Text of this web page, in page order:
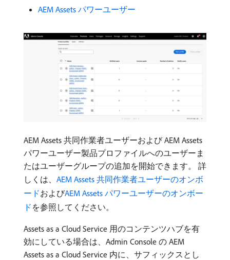
AEM Assets パワーユーザー
AEM Assets 共同作業者ユーザーおよび AEM Assets
パワーユーザー製品プロファイルへのユーザーま
たはユーザーグループの追加を開始できます。 詳
しくは、 AEM Assets 共同作業者ユーザーのオンボ
ードおよびAEM Assets パワーユーザーのオンボー
ド を参照してください。
Assets as a Cloud Service 用のコンテンツハブを有
効にしている場合は、Admin Console の AEM
Assets as a Cloud Service 内に、サフィックスとし